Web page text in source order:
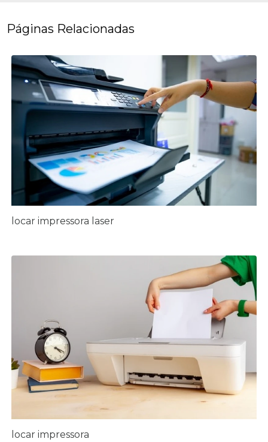
Páginas Relacionadas
locar impressora laser
locar impressora